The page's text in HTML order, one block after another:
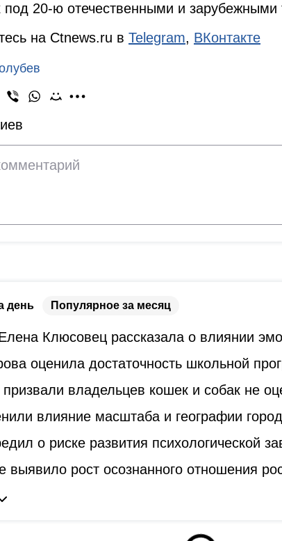
20-ю отечественными и зарубежными
на Ctnews.ru в Telegram, ВКонтакте
день Популярное за месяц
Клюсовец рассказала о влиянии
оценила достаточность школьной
владельцев кошек и собак не
влияние масштаба и географии
о риске развития психологической
выявило рост осознанного отношения